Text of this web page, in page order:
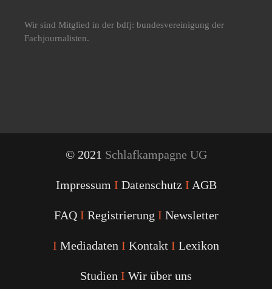
Wir sind Mitglied in der bdfj: bundesvereinigung der
Fachjournalisten.
© 2021 Schlafkampagne UG
Impressum I Datenschutz I AGB
FAQ I Registrierung I Newsletter
I Mediadaten I Kontakt I Lexikon
Studien I Wir über uns